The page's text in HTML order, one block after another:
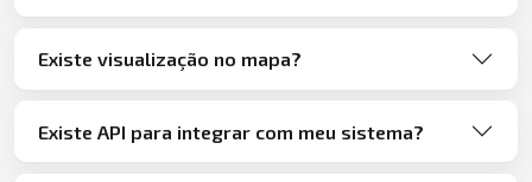
Existe visualização no mapa?
Existe API para integrar com meu sistema?